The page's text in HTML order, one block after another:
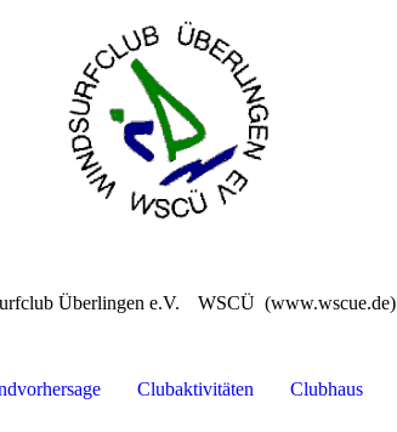
Überlingen e.V. WSCÜ (www.wscue.de)
Clubaktivitäten Clubhaus